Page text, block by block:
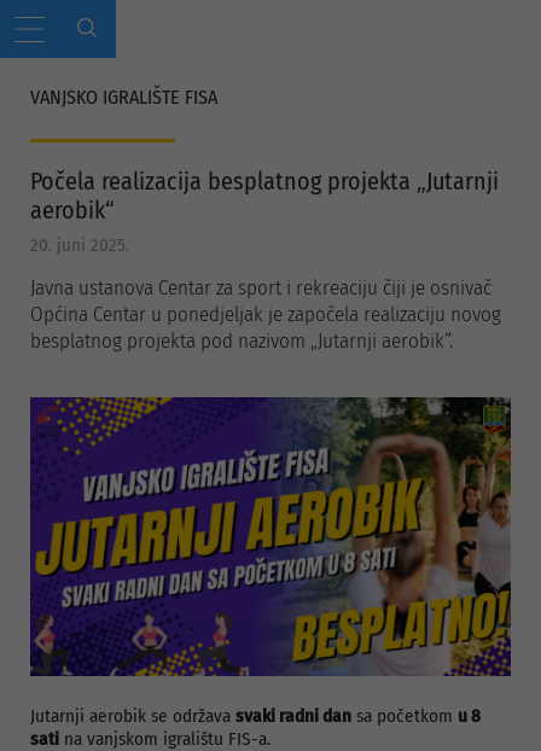
VANJSKO IGRALIŠTE FISA
Počela realizacija besplatnog projekta „Jutarnji
aerobik“
20. juni 2025.
Javna ustanova Centar za sport i rekreaciju čiji je osnivač
Općina Centar u ponedjeljak je započela realizaciju novog
besplatnog projekta pod nazivom „Jutarnji aerobik“.
Jutarnji aerobik se održava svaki radni dan sa početkom u 8
sati na vanjskom igralištu FIS-a.